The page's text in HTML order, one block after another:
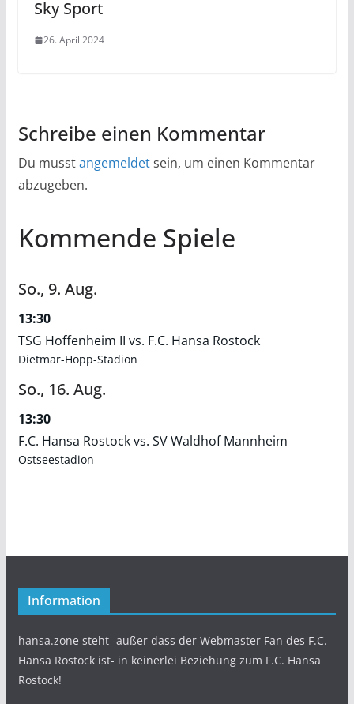
Sky Sport
26. April 2024
Schreibe einen Kommentar
Du musstangemeldetsein, um einen Kommentar
abzugeben.
Kommende Spiele
So., 9. Aug.
13:30
TSG Hoffenheim II vs. F.C. Hansa Rostock
Dietmar-Hopp-Stadion
So., 16. Aug.
13:30
F.C. Hansa Rostock vs. SV Waldhof Mannheim
Ostseestadion
Information
hansa.zone steht -außer dass der Webmaster Fan des F.C.
Hansa Rostock ist- in keinerlei Beziehung zum F.C. Hansa
Rostock!